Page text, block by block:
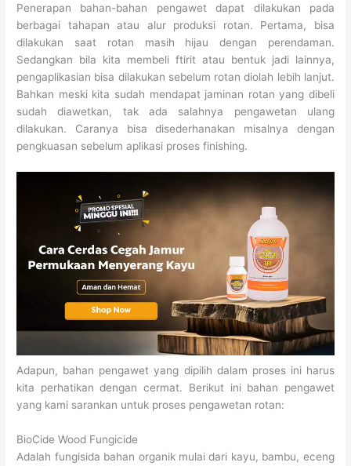
Penerapan bahan-bahan pengawet dapat dilakukan pada
berbagai tahapan atau alur produksi rotan. Pertama, bisa
dilakukan saat rotan masih hijau dengan perendaman.
Sedangkan bila kita membeli ftirit atau bentuk jadi lainnya,
pengaplikasian bisa dilakukan sebelum rotan diolah lebih lanjut.
Bahkan meski kita sudah mendapat jaminan rotan yang dibeli
sudah diawetkan, tak ada salahnya pengawetan ulang
dilakukan. Caranya bisa disederhanakan misalnya dengan
pengkuasan sebelum aplikasi proses finishing.
Adapun, bahan pengawet yang dipilih dalam proses ini harus
kita perhatikan dengan cermat. Berikut ini bahan pengawet
yang kami sarankan untuk proses pengawetan rotan:
BioCide Wood Fungicide
Adalah fungisida bahan organik mulai dari kayu, bambu, eceng